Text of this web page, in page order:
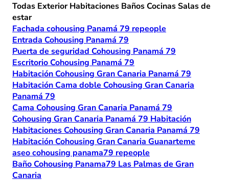
Todas ExteriorHabitaciones BañosCocinasSalas de
estar
Fachada cohousing Panamá 79 repeople
Entrada Cohousing Panamá 79
Puerta de seguridad Cohousing Panamá 79
Escritorio Cohousing Panamá 79
Habitación Cohousing Gran Canaria Panamá 79
Habitación Cama doble Cohousing Gran Canaria
Panamá 79
Cama Cohousing Gran Canaria Panamá 79
Cohousing Gran Canaria Panamá 79 Habitación
Habitaciones Cohousing Gran Canaria Panamá 79
Habitación Cohousing Gran Canaria Guanarteme
aseo cohousing panama79 repeople
Baño Cohousing Panama79 Las Palmas de Gran
Canaria